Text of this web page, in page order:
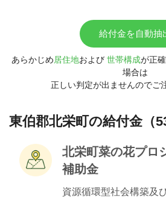
給付金を自動抽
あらかじめ居住地および 世帯構成が正
場合は
正しい判定が出ませんのでご
東伯郡北栄町の給付金（
北栄町菜の花プロ
補助金
資源循環型社会構築及